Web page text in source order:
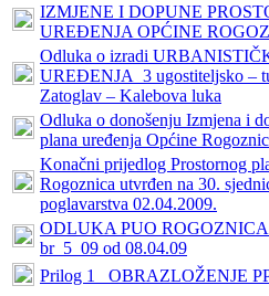
IZMJENE I DOPUNE
UREĐENJA OPĆINE
Odluka o izradi
UREĐENJA_3 ugostiteljsko –
Zatoglav – Kalebova luka
Odluka o donošenju Izmjena i
plana uređenja Općine
Konačni prijedlog Prostornog
Rogoznica utvrđen na 30.
poglavarstva 02.04.2009.
ODLUKA PUO
br_5_09 od 08.04.09
Prilog 1_ OBRAZLOŽENJE